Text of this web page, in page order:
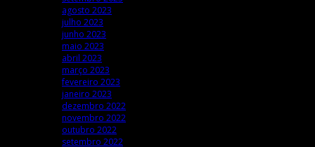
agosto 2023
julho 2023
junho 2023
maio 2023
abril 2023
março 2023
fevereiro 2023
janeiro 2023
dezembro 2022
novembro 2022
outubro 2022
setembro 2022